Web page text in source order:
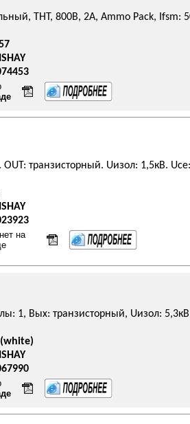
THT, 800В, 2А, Ammo Pack, Ifsm:
OUT: транзисторный. Uизол: 1,5кВ.
на
1, Вых: транзисторный, Uизол: